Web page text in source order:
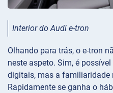
Interior do Audi e-tron
Olhando para trás, o e-tron
neste aspeto. Sim, é
digitais, mas a familiaridade
Rapidamente se ganha o